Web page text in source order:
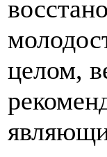
целом,